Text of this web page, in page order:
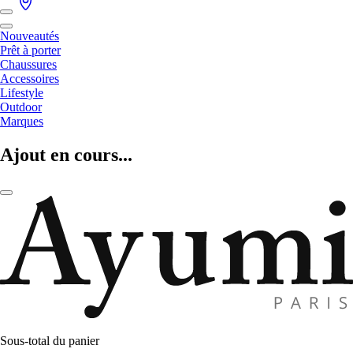
Nouveautés
Prêt à porter
Chaussures
Accessoires
Lifestyle
Outdoor
Marques
Ajout en cours...
Sous-total du panier